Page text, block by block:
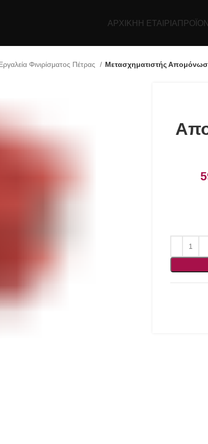
ΑΡΧΙΚΉ Η ΕΤΑΙΡΊΑ
Φινιρίσματος Πέτρας Μετασχηματιστής